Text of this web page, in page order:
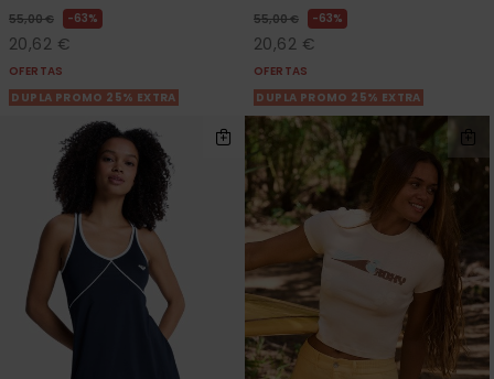
55,00 € 63%
20,62 €
OFERTAS
DUPLA PROMO 25% EXTRA
55,00 € 63%
20,62 €
OFERTAS
DUPLA PROMO 25% EXTRA